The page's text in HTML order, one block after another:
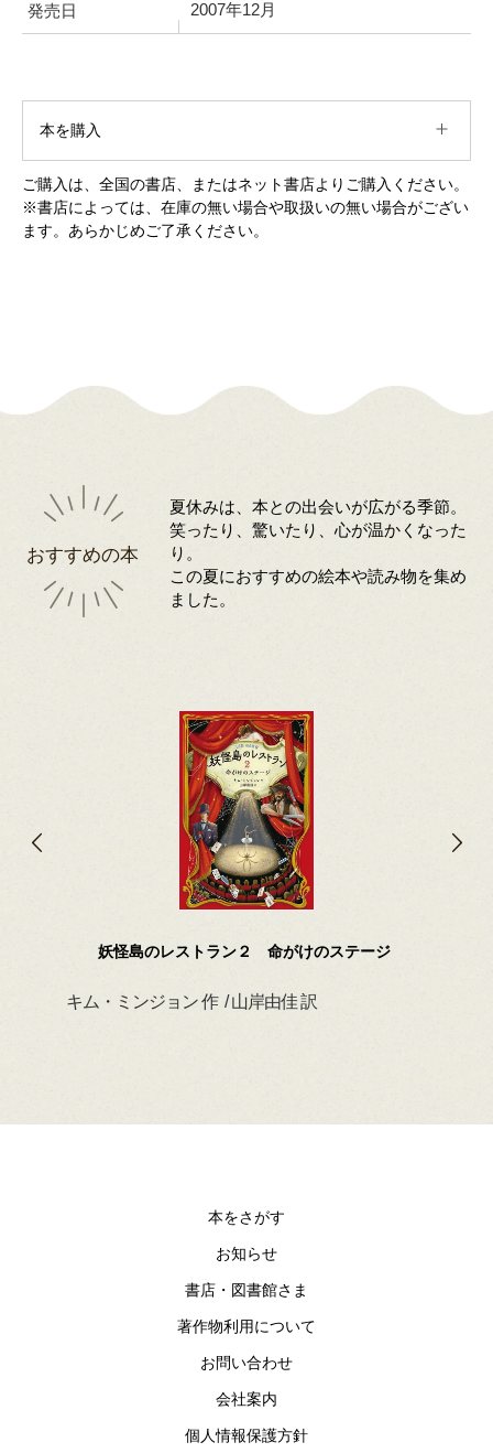
発売日 2007年12月
本を購入
ご購入は、全国の書店、またはネット書店よりご購入ください。
※書店によっては、在庫の無い場合や取扱いの無い場合がござい
ます。あらかじめご了承ください。
おすすめの本
夏休みは、本との出会いが広がる季節。
笑ったり、驚いたり、心が温かくなった
り。
この夏におすすめの絵本や読み物を集め
ました。
妖怪島のレストラン２ 命がけのステージ
キム・ミンジョン 作 / 山岸由佳 訳
本をさがす
お知らせ
書店・図書館さま
著作物利用について
お問い合わせ
会社案内
個人情報保護方針